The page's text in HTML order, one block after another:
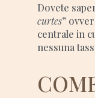
Dovete
curtes”
centrale in
nessuna